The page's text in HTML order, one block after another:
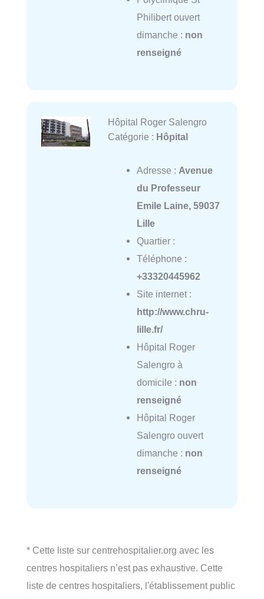
Philibert ouvert
dimanche : non
renseigné
Hôpital Roger Salengro
Catégorie : Hôpital
Adresse : Avenue
du Professeur
Emile Laine, 59037
Lille
Quartier :
Téléphone :
+33320445962
Site internet :
http://www.chru-
lille.fr/
Hôpital Roger
Salengro à
domicile : non
renseigné
Hôpital Roger
Salengro ouvert
dimanche : non
renseigné
* Cette liste sur centrehospitalier.org avec les
centres hospitaliers n’est pas exhaustive. Cette
liste de centres hospitaliers, l'établissement public